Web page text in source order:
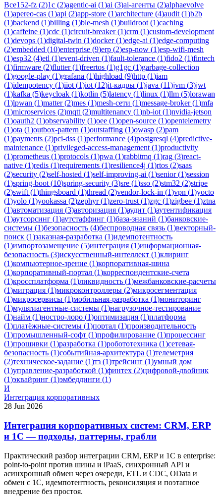
Все152-fz (2)1c (2)agentic-ai (1)ai (3)ai-агенты (2)alphaevolve
(1)apereo-cas (1)api (2)app-store (1)architecture (4)audit (1)b2b
(1)backend (1)billing (1)ble-mesh (1)buildroot (1)caching
(1)caffeine (1)cdc (1)circuit-breaker(1)crm (1)custom-development
(1)devops (1)digital-twin (1)docker(1)edge-ai (1)edge-computing
(2)embedded (10)enterprise (9)erp (2)esp-now (1)esp-wifi-mesh
(1)esp32 (4)etl (1)event-driven (1)fault-tolerance (1)fido2 (1)fintech
(1)firmware (2)flutter(1)freertos (1)g1gc (1)garbage-collection
(1)google-play (1)grafana (1)highload (9)http (1)iam
(1)idempotency (1)iiot (1)iot (12)it-кадры (1)java (11)jvm (3)jwt
(1)kafka (5)keycloak (1)kotlin (5)latency (1)linux (1)llm (5)lorawan
(1)lpwan (1)matter(2)mes (1)mesh-сети (1)message-broker(1)mfa
(1)microservices (2)mqtt (2)multitenancy (1)nb-iot (1)nvidia-jetson
(1)oauth2 (1)observability (1)oee (1)open-source (1)opentelemetry
(1)ota (1)outbox-pattern (1)outstaffing (1)owasp (2)pam
(1)payments (2)pci-dss (1)performance (4)postgresql (4)predictive-
maintenance (1)privileged-access-management (1)productivity
(1)prometheus (1)protocols (1)pwa (1)rabbitmq (1)rag (3)react-
native (1)redis (1)requirements (1)resilience4j (1)rtos (2)saas
(2)security (2)self-hosted (1)self-improving-ai (1)senior(1)session
(1)spring-boot (10)spring-security (3)sre (1)sso (2)stm32 (2)stripe
(2)swift (1)thingsboard (1)thread (2)vendor-lock-in (1)vpn (1)yocto
(1)yolo (1)yookassa (2)zephyr(1)zero-trust (1)zgc (1)zigbee (1)ztna
(1)автоматизация (3)авторизация (1)аудит (1)аутентификация
(1)аутсорсинг (1)аутстаффинг (1)база-знаний (1)банковские-
системы (1)безопасность (4)беспроводная связь (1)векторный-
поиск (1)заказная-разработка (1)идемпотентность
(1)импортозамещение (5)интеграция (1)информационная-
безопасность (3)искусственный-интеллект (1)клиринг
(1)компьютерное-зрение (1)корпоративная-шина
(1)корпоративный-портал (1)корреспондентские-счета
(1)кроссплатформа (1)ликвидность (1)межбанковские-расчеты
(1)миграция (1)микроконтроллеры (2)микросегментация
(1)микросервисы (1)мобильная-разработка (1)мониторинг
(1)мультиагентные-системы (1)нагрузочное-тестирование
(1)найм (1)ностро-лоро (1)оптимизация (1)платформа
(1)платёжные-системы (1)портал (1)производительность
(1)промышленный-софт (1)профилирование (1)процессинг
(1)прошивки (1)разработка (1)робототехника (1)сетевая-
безопасность (1)событийная-архитектура (1)телеметрия
(2)техническое-задание (1)тз (1)трейсинг (1)умный дом
(1)управление-разработкой (1)финтех (2)цифровой-двойник
(1)эквайринг (1)эмбеддинги (1)
И
Интеграция корпоративных
28 Jun 2026
Интеграция корпоративных систем: CRM, ERP
и 1С — подходы, паттерны, грабли
Практический разбор интеграции CRM, ERP и 1С в enterprise:
point-to-point против шины и iPaaS, синхронный API и
асинхронный обмен через очереди, ETL и CDC, OData и
обмен с 1С, идемпотентность, реконсиляция и поэтапное
внедрение без простоя.